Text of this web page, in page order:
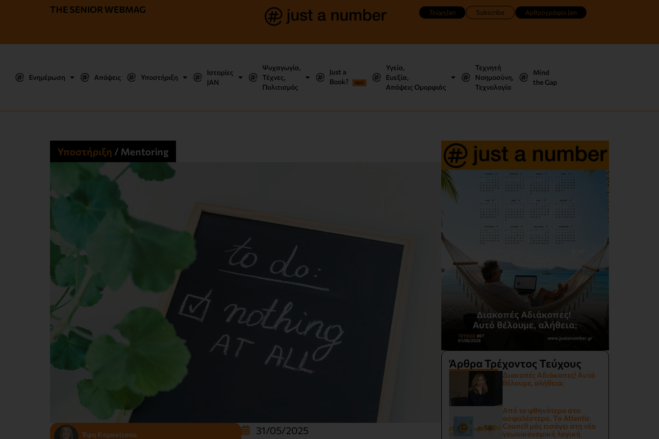
THE SENIOR WEBMAG Τεύχη Jan Subscribe Αρθρογράφοι Jan
Ενημέρωση Απόψεις Υποστήριξη
Ιστορίες
JΑΝ
Ψυχαγωγία,
Τέχνες,
Πολιτισμός
Just a
Book?
NEO
Υγεία,
Ευεξία,
Απόψεις Ομορφιάς
Τεχνητή
Νοημοσύνη,
Τεχνολογία
Mind
the Gap
Υποστήριξη / Mentoring
Έφη Καρακίτσου 31/05/2025
Άρθρα Τρέχοντος Τεύχους
Διακοπές Αδιάκοπες! Αυτό
θέλουμε, αλήθεια;
Από το φθηνότερο στο
ασφαλέστερο. Το Atlantic
Council μάς εισάγει στη νέα
γεωοικονομική λογική